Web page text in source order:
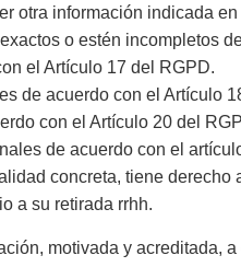
otra información indicada
o estén incompletos
el Artículo 17 del RGPD.
de acuerdo con el Artículo
con el Artículo 20 del
de acuerdo con el
concreta, tiene
a su retirada rrhh.
motivada y acreditada,